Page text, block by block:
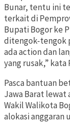
Bunar, tentu ini
terkait di
Bupati Bogor ke
ditengok-tengok
ada action dan
yang rusak,” kata
Pasca bantuan
Jawa Barat lewat
Wakil Walikota
alokasi anggaran